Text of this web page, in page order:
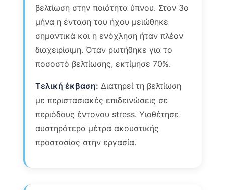
βελτίωση στην ποιότητα ύπνου. Στον 3ο
μήνα η ένταση του ήχου μειώθηκε
σημαντικά και η ενόχληση ήταν πλέον
διαχειρίσιμη. Όταν ρωτήθηκε για το
ποσοστό βελτίωσης, εκτίμησε 70%.
Τελική έκβαση: Διατηρεί τη βελτίωση
με περιστασιακές επιδεινώσεις σε
περιόδους έντονου stress. Υιοθέτησε
αυστηρότερα μέτρα ακουστικής
προστασίας στην εργασία.